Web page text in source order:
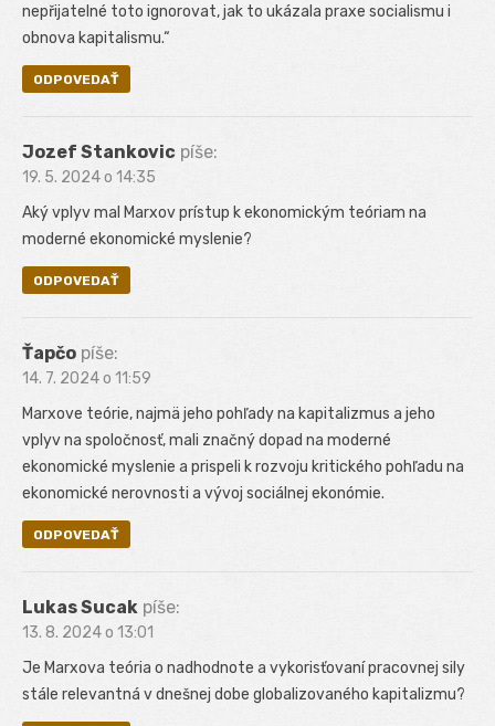
nepřijatelné toto ignorovat, jak to ukázala praxe socialismu i
obnova kapitalismu.“
ODPOVEDAŤ
Jozef Stankovic píše:
19. 5. 2024 o 14:35
Aký vplyv mal Marxov prístup k ekonomickým teóriam na
moderné ekonomické myslenie?
ODPOVEDAŤ
Ťapčo píše:
14. 7. 2024 o 11:59
Marxove teórie, najmä jeho pohľady na kapitalizmus a jeho
vplyv na spoločnosť, mali značný dopad na moderné
ekonomické myslenie a prispeli k rozvoju kritického pohľadu na
ekonomické nerovnosti a vývoj sociálnej ekonómie.
ODPOVEDAŤ
Lukas Sucak píše:
13. 8. 2024 o 13:01
Je Marxova teória o nadhodnote a vykorisťovaní pracovnej sily
stále relevantná v dnešnej dobe globalizovaného kapitalizmu?